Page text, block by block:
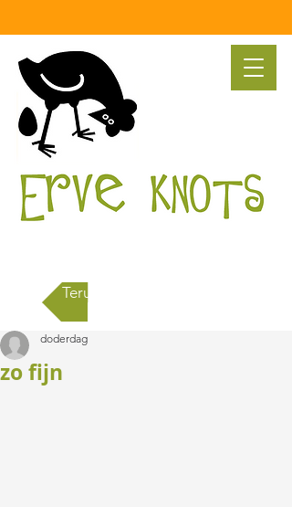
Terug naar alle berichten
zo fijn
doderdag